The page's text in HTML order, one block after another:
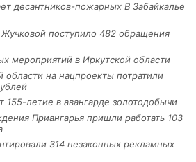
десантников-пожарных В Забайкалье
Жучковой поступило 482 обращения
мероприятий в Иркутской области
области на нацпроекты потратили
155-летие в авангарде золотодобычи
Приангарья пришли работать 103
314 незаконных рекламных